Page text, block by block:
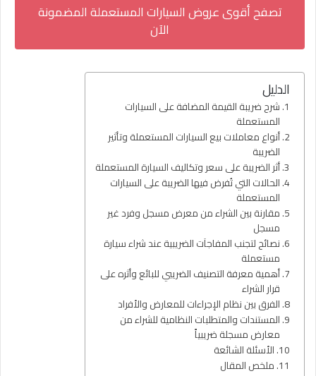
تصفح أقوى عروض السيارات المستعملة المضمونة
الآن
الدليل
شرح ضريبة القيمة المضافة على السيارات
المستعملة
أنواع معاملات بيع السيارات المستعملة وتأثير
الضريبة
أثر الضريبة على سعر وتكاليف السيارة المستعملة
الحالات التي تُفرض فيها الضريبة على السيارات
المستعملة
مقارنة بين الشراء من معرض مسجل وفرد غير
مسجل
نصائح لتجنب المفاجآت الضريبية عند شراء سيارة
مستعملة
أهمية معرفة التصنيف الضريبي للبائع وأثره على
قرار الشراء
الفرق بين نظام الإجراءات للمعارض والأفراد
المستندات والمتطلبات النظامية للشراء من
معارض مسجلة ضريبياً
الأسئلة الشائعة
ملخص المقال